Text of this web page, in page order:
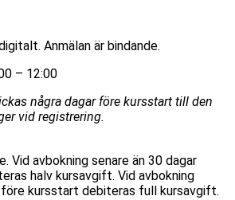
Anmälan är bindande.
– 12:00
några dagar före kursstart till den
vid registrering.
Vid avbokning senare än 30 dagar
halv kursavgift. Vid avbokning
före kursstart debiteras full kursavgift.